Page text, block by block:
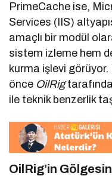
PrimeCache ise,
Services (IIS)
amaçlı bir modül
sistem izleme hem
kurma işlevi
önce OilRig
ile teknik benzerlik
OilRig’in